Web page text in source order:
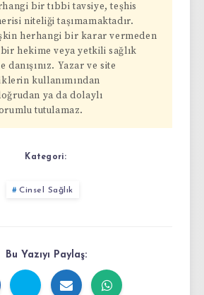
bir tıbbi tavsiye, teşhis
niteliği taşımamaktadır.
herhangi bir karar vermeden
hekime veya yetkili sağlık
Yazar ve site
kullanımından
ya da dolaylı
tutulamaz.
Kategori:
Cinsel Sağlık
Bu Yazıyı Paylaş: